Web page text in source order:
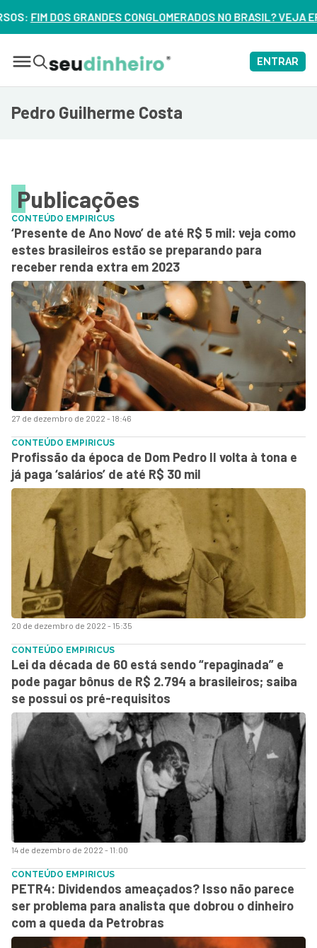
CONGLOMERADOS NO BRASIL? VEJA ERROS DE 3 DELES –
ENTRAR
Pedro Guilherme Costa
Publicações
27 de dezembro de 2022 - 18:46
CONTEÚDO EMPIRICUS
‘Presente de Ano Novo’ de até R$ 5 mil: veja como
estes brasileiros estão se preparando para
receber renda extra em 2023
20 de dezembro de 2022 - 15:35
CONTEÚDO EMPIRICUS
Profissão da época de Dom Pedro II volta à tona e
já paga ‘salários’ de até R$ 30 mil
14 de dezembro de 2022 - 11:00
CONTEÚDO EMPIRICUS
Lei da década de 60 está sendo “repaginada” e
pode pagar bônus de R$ 2.794 a brasileiros; saiba
se possui os pré-requisitos
CONTEÚDO EMPIRICUS
PETR4: Dividendos ameaçados? Isso não parece
ser problema para analista que dobrou o dinheiro
com a queda da Petrobras